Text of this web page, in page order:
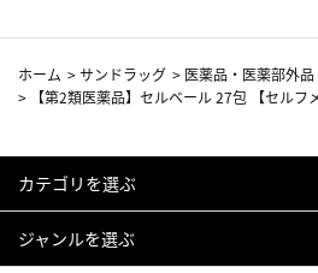
ホーム >サンドラッグ > 医薬品・医薬部外品
>
【第2類医薬品】セルベール 27包 【セルフ
カテゴリを選ぶ
ジャンルを選ぶ